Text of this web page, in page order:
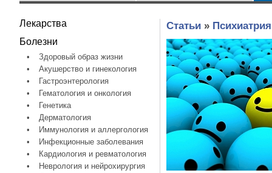
Лекарства
Болезни
•
Здоровый образ жизни
•
Акушерство и гинекология
•
Гастроэнтерология
•
Гематология и онкология
•
Генетика
•
Дерматология
•
Иммунология и аллергология
•
Инфекционные заболевания
•
Кардиология и ревматология
•
Неврология и нейрохирургия
Статьи»